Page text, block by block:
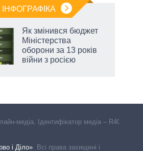
ІНФОГРАФІКА
Як змінився бюджет
Міністерства
оборони за 13 років
війни з росією
медіа. Ідентифікатор медіа – R40-
і Діло» Всі права захищені і